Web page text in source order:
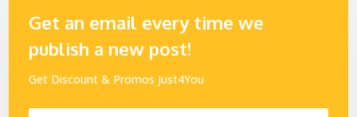
Get an email every time we
publish a new post!
Get Discount & Promos Just4You